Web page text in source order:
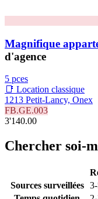
Magnifique
d'agence
5 pces
📑 Location classique
1213 Petit-Lancy, Onex
FB.GE.003
3'140.00
Chercher soi-
Sources surveillées